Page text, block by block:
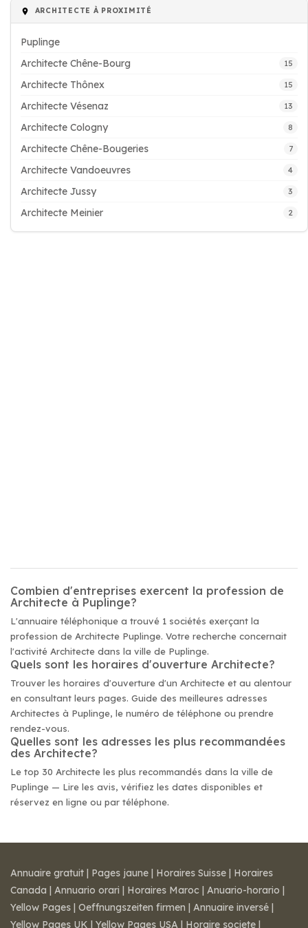
ARCHITECTE À PROXIMITÉ
Puplinge
Architecte Chêne-Bourg
15
Architecte Thônex 15
Architecte Vésenaz 13
Architecte Cologny 8
Architecte Chêne-Bougeries 7
Architecte Vandoeuvres 4
Architecte Jussy 3
Architecte Meinier 2
Combien d'entreprises exercent la profession de
Architecte à Puplinge?
L'annuaire téléphonique a trouvé 1 sociétés exerçant la
profession de Architecte Puplinge. Votre recherche concernait
l'activité Architecte dans la ville de Puplinge.
Quels sont les horaires d'ouverture Architecte?
Trouver les horaires d'ouverture d'un Architecte et au alentour
en consultant leurs pages. Guide des meilleures adresses
Architectes à Puplinge, le numéro de téléphone ou prendre
rendez-vous.
Quelles sont les adresses les plus recommandées
des Architecte?
Le top 30 Architecte les plus recommandés dans la ville de
Puplinge — Lire les avis, vérifiez les dates disponibles et
réservez en ligne ou par téléphone.
Annuaire gratuit | Pages jaune | Horaires Suisse | Horaires
Canada | Annuario orari | Horaires Maroc | Anuario-horario |
Yellow Pages | Oeffnungszeiten firmen | Annuaire inversé |
Yellow Pages UK | Yellow Pages USA | Horaire societe |